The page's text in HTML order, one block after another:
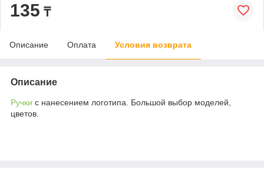
135 ₸
Описание Оплата Условия возврата
Описание
Ручки с нанесением логотипа. Большой выбор моделей,
цветов.